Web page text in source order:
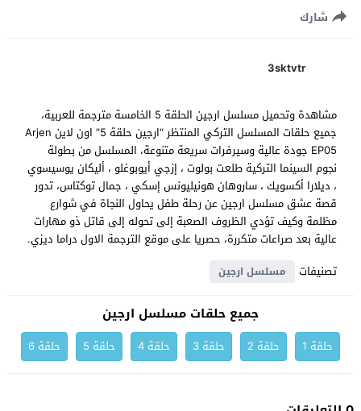
شارك
3sktvtr
مشاهدة وتحميل مسلسل ارجين الحلقة 5 الخامسة مترجمة للعربية،
جميع حلقات المسلسل التركي المنتظر “ارجين حلقة 5” اون لاين Arjen
EP05 جودة عالية وسيرفرات سريعة متنوعة، المسلسل من بطولة
نجوم السينما التركية طلعت بولوت ، إزجي أيوبوغلو ، أليكان يوسيسوي
، ديلارا أكسويك ، ساروهان هونيليونس إسكي ، جمال توكتاس، تدور
قصة عشق مسلسل ارجين عن رحلة طفل يحاول النجاة في شوارع
مظلمة وكيف تؤدي الظروف الصعبة إلى تحوله إلى قاتل ذو مهارات
عالية بعد صراعات متكررة، حصريا على موقع الترجمة الاول دراما ديزي.
تصنيفات
مسلسل ارجين
جميع حلقات مسلسل ارجين
حلقة 1 حلقة 2 حلقة 3 حلقة 4 حلقة 5 حلقة 6